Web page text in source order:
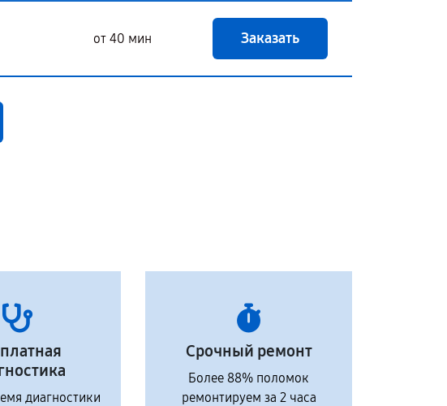
от 40 мин Заказать
диагностики
Срочный ремонт
Более 88% поломок
ремонтируем за 2 часа